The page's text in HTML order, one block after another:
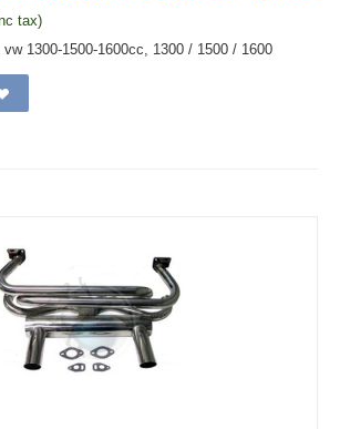
tax)
1300-1500-1600cc, 1300 / 1500 / 1600